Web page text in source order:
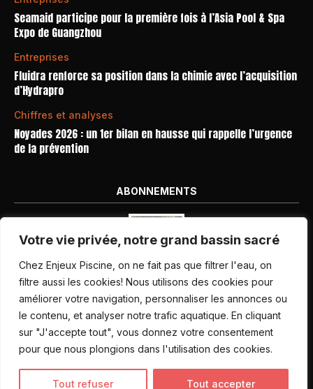
Votre vie privée, notre grand bassin sacré
Chez Enjeux Piscine, on ne fait pas que filtrer l'eau, on
filtre aussi les cookies! Nous utilisons des cookies pour
améliorer votre navigation, personnaliser les annonces ou
le contenu, et analyser notre trafic aquatique. En cliquant
sur "J'accepte tout", vous donnez votre consentement
pour que nous plongions dans l'utilisation des cookies.
Tout refuser Tout accepter
Seamaid participe pour la première fois à l’Asia Pool & Spa
Expo de Guangzhou
Entreprises
Fluidra renforce sa position dans la chimie avec l’acquisition
d’Hydrapro
Chiffres et analyses
Noyades 2026 : un 1er bilan en hausse qui rappelle l’urgence
de la prévention
ABONNEMENTS
Nos dernières parutions
Abonnement magazine
Inscription newsletter